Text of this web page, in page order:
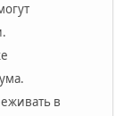
в